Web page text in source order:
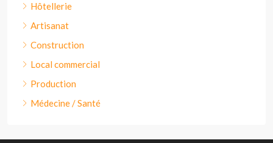
Hôtellerie
Artisanat
Construction
Local commercial
Production
Médecine / Santé